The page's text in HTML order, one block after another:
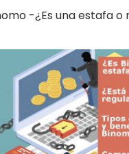
-¿Es una estafa o